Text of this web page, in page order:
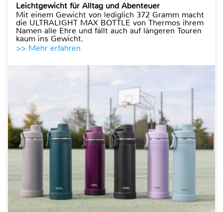
Leichtgewicht für Alltag und Abenteuer
Mit einem Gewicht von lediglich 372 Gramm macht
die ULTRALIGHT MAX BOTTLE von Thermos ihrem
Namen alle Ehre und fällt auch auf längeren Touren
kaum ins Gewicht.
>> Mehr erfahren